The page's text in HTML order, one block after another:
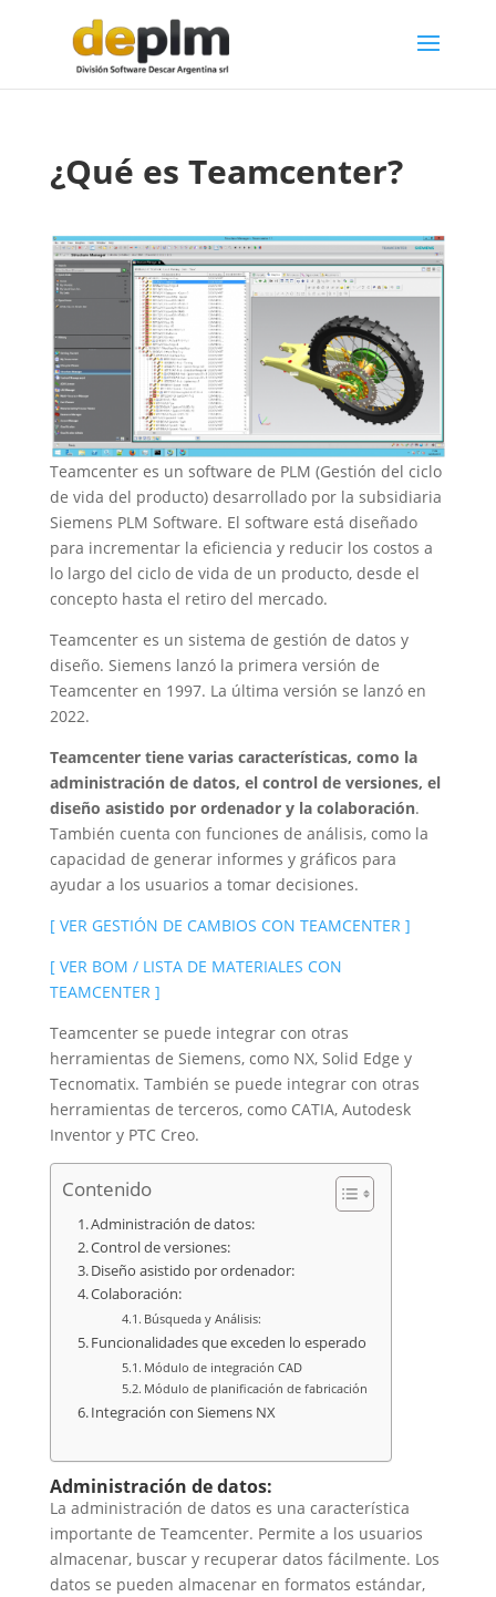
¿Qué es Teamcenter?
Teamcenter es un software de PLM (Gestión del ciclo
de vida del producto) desarrollado por la subsidiaria
Siemens PLM Software. El software está diseñado
para incrementar la eficiencia y reducir los costos a
lo largo del ciclo de vida de un producto, desde el
concepto hasta el retiro del mercado.
Teamcenter es un sistema de gestión de datos y
diseño. Siemens lanzó la primera versión de
Teamcenter en 1997. La última versión se lanzó en
2022.
Teamcenter tiene varias características, como la
administración de datos, el control de versiones, el
diseño asistido por ordenador y la colaboración.
También cuenta con funciones de análisis, como la
capacidad de generar informes y gráficos para
ayudar a los usuarios a tomar decisiones.
[ VER GESTIÓN DE CAMBIOS CON TEAMCENTER ]
[ VER BOM / LISTA DE MATERIALES CON
TEAMCENTER ]
Teamcenter se puede integrar con otras
herramientas de Siemens, como NX, Solid Edge y
Tecnomatix. También se puede integrar con otras
herramientas de terceros, como CATIA, Autodesk
Inventor y PTC Creo.
Contenido
Administración de datos:
Control de versiones:
Diseño asistido por ordenador:
Colaboración:
Búsqueda y Análisis:
Funcionalidades que exceden lo esperado
Módulo de integración CAD
Módulo de planificación de fabricación
Integración con Siemens NX
Administración de datos:
La administración de datos es una característica
importante de Teamcenter. Permite a los usuarios
almacenar, buscar y recuperar datos fácilmente. Los
datos se pueden almacenar en formatos estándar,